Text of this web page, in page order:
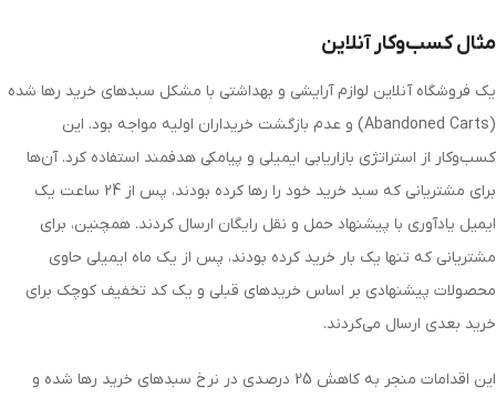
مثال کسب‌وکار آنلاین
یک فروشگاه آنلاین لوازم آرایشی و بهداشتی با مشکل سبدهای خرید رها شده
(Abandoned Carts) و عدم بازگشت خریداران اولیه مواجه بود. این
کسب‌وکار از استراتژی بازاریابی ایمیلی و پیامکی هدفمند استفاده کرد. آن‌ها
برای مشتریانی که سبد خرید خود را رها کرده بودند، پس از 24 ساعت یک
ایمیل یادآوری با پیشنهاد حمل و نقل رایگان ارسال کردند. همچنین، برای
مشتریانی که تنها یک بار خرید کرده بودند، پس از یک ماه ایمیلی حاوی
محصولات پیشنهادی بر اساس خریدهای قبلی و یک کد تخفیف کوچک برای
خرید بعدی ارسال می‌کردند.
این اقدامات منجر به کاهش 25 درصدی در نرخ سبدهای خرید رها شده و